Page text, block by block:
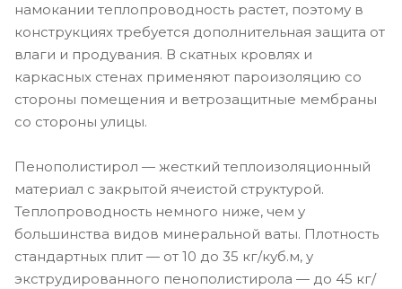
намокании теплопроводность растет, поэтому в
конструкциях требуется дополнительная защита от
влаги и продувания. В скатных кровлях и
каркасных стенах применяют пароизоляцию со
стороны помещения и ветрозащитные мембраны
со стороны улицы.
Пенополистирол — жесткий теплоизоляционный
материал с закрытой ячеистой структурой.
Теплопроводность немного ниже, чем у
большинства видов минеральной ваты. Плотность
стандартных плит — от 10 до 35 кг/куб.м, у
экструдированного пенополистирола — до 45 кг/